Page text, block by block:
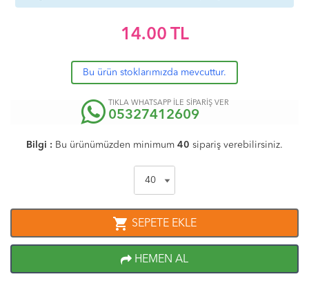
14.00 TL
Bu ürün stoklarımızda mevcuttur.
TIKLA WHATSAPP İLE SİPARİŞ VER
05327412609
Bilgi : Bu ürünümüzden minimum 40 sipariş verebilirsiniz.
shopping_cart SEPETE EKLE
HEMEN AL